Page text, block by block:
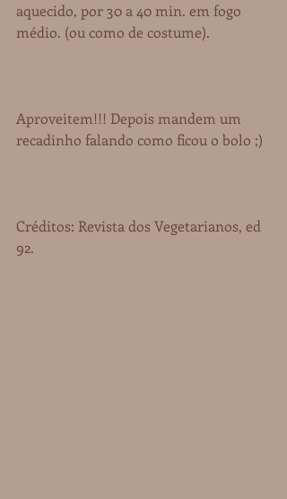
aquecido, por 30 a 40 min. em fogo
médio. (ou como de costume).
Aproveitem!!! Depois mandem um
recadinho falando como ficou o bolo ;)
Créditos: Revista dos Vegetarianos, ed
92.